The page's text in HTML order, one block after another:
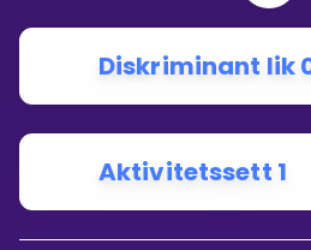
Diskriminant lik
Aktivitetssett 1